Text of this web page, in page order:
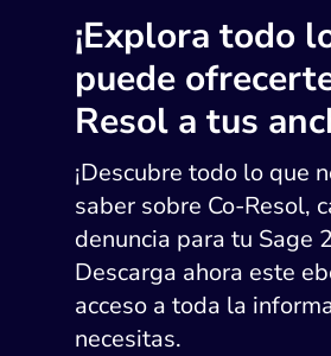
¡Explora todo
puede
Resol a tus
¡Descubre todo lo que
saber sobre Co-Resol,
denuncia para tu Sage
Descarga ahora este
acceso a toda la
necesitas.